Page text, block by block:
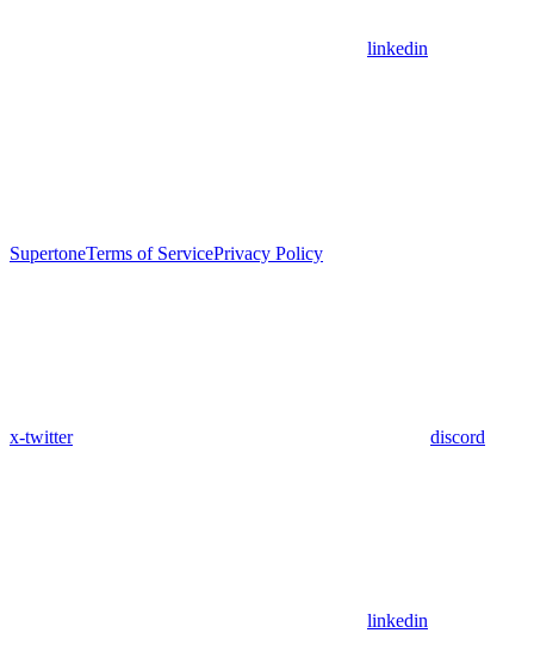
linkedin
SupertoneTerms of ServicePrivacy Policy
x-twitter discord
linkedin